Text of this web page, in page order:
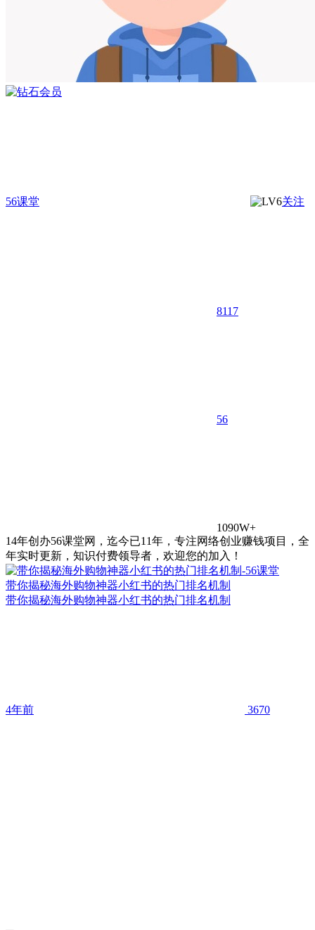
56课堂 关注
8117
56
1090W+
14年创办56课堂网，迄今已11年，专注网络创业赚钱项目，全
年实时更新，知识付费领导者，欢迎您的加入！
带你揭秘海外购物神器小红书的热门排名机制
带你揭秘海外购物神器小红书的热门排名机制
4年前 3670